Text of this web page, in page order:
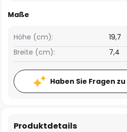
Maße
Breite (cm): 7,4
Höhe (cm): 19,7
Haben Sie Fragen
Produktdetails